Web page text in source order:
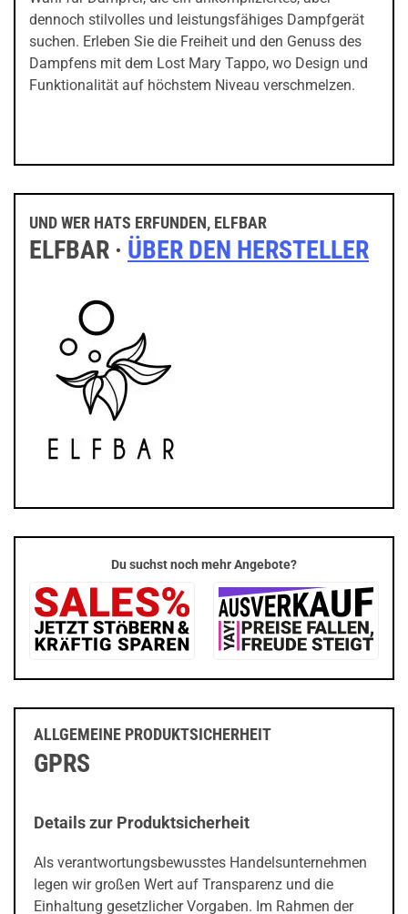
dennoch stilvolles und leistungsfähiges Dampfgerät
suchen. Erleben Sie die Freiheit und den Genuss des
Dampfens mit dem Lost Mary Tappo, wo Design und
Funktionalität auf höchstem Niveau verschmelzen.
UND WER HATS ERFUNDEN, ELFBAR
ELFBAR · ÜBER DEN HERSTELLER
Du suchst noch mehr Angebote?
ALLGEMEINE PRODUKTSICHERHEIT
GPRS
Details zur Produktsicherheit
Als verantwortungsbewusstes Handelsunternehmen
legen wir großen Wert auf Transparenz und die
Einhaltung gesetzlicher Vorgaben. Im Rahmen der